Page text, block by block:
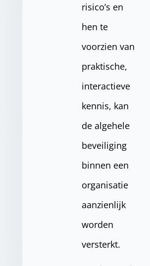
risico’s en
hen te
voorzien van
praktische,
interactieve
kennis, kan
de algehele
beveiliging
binnen een
organisatie
aanzienlijk
worden
versterkt.